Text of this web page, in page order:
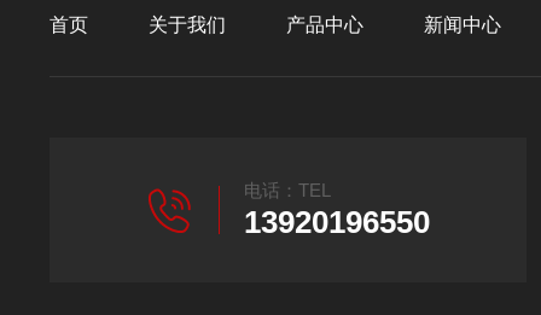
首页 关于我们 产品中心 新闻中心
电话：TEL
13920196550